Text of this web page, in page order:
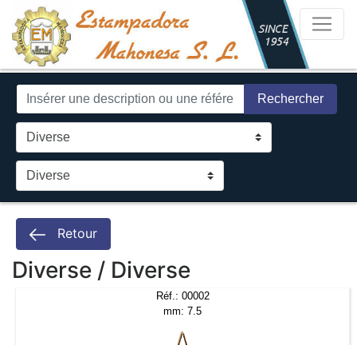
Rechercher
Retour
Diverse / Diverse
Réf.: 00002
mm: 7.5